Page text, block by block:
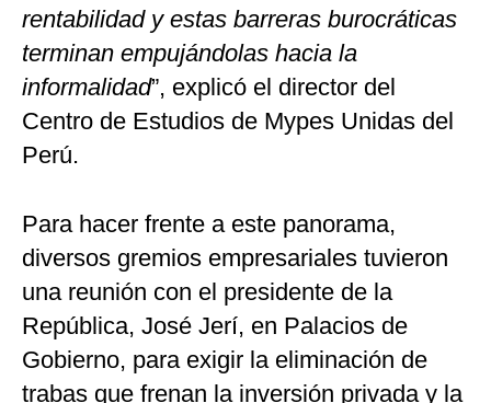
rentabilidad y estas barreras burocráticas
terminan empujándolas hacia la
informalidad”, explicó el director del
Centro de Estudios de Mypes Unidas del
Perú.
Para hacer frente a este panorama,
diversos gremios empresariales tuvieron
una reunión con el presidente de la
República, José Jerí, en Palacios de
Gobierno, para exigir la eliminación de
trabas que frenan la inversión privada y la